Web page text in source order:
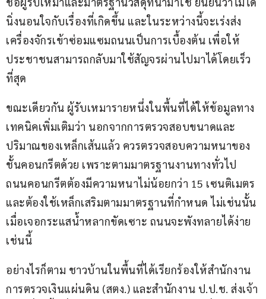
นิ่งนอนใจกับเรื่องที่เกิดขึ้น และในระหว่างนี้จะเร่งส่ง
เครื่องจักรเข้าซ่อมแซมถนนเป็นการเบื้องต้น เพื่อให้
ประชาชนสามารถกลับมาใช้สัญจรผ่านไปมาได้โดยเร็ว
ที่สุด
ขณะเดียวกัน ผู้รับเหมารายหนึ่งในพื้นที่ได้ให้ข้อมูลทาง
เทคนิคเพิ่มเติมว่า นอกจากการตรวจสอบขนาดและ
ปริมาณของเหล็กเส้นแล้ว ควรตรวจสอบความหนาของ
ชั้นคอนกรีตด้วย เพราะตามมาตรฐานงานทางทั่วไป
ถนนคอนกรีตต้องมีความหนาไม่น้อยกว่า 15 เซนติเมตร
และต้องใช้เหล็กเสริมตามมาตรฐานที่กำหนด ไม่เช่นนั้น
เมื่อเจอกระแสน้ำหลากขัดเซาะ ถนนจะพังทลายได้ง่าย
เช่นนี้
อย่างไรก็ตาม ชาวบ้านในพื้นที่ได้เรียกร้องให้สำนักงาน
การตรวจเงินแผ่นดิน (สตง.) และสำนักงาน ป.ป.ช. ส่งเจ้า